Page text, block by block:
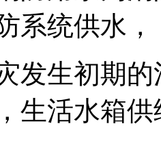
系统供水，
发生初期
生活水箱